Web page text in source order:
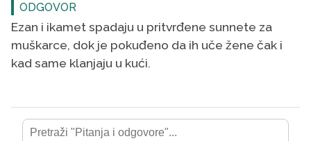
ODGOVOR
Ezan i ikamet spadaju u pritvrđene sunnete za
muškarce, dok je pokuđeno da ih uče žene čak i
kad same klanjaju u kući.